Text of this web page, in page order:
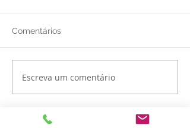
Comentários
Escreva um comentário